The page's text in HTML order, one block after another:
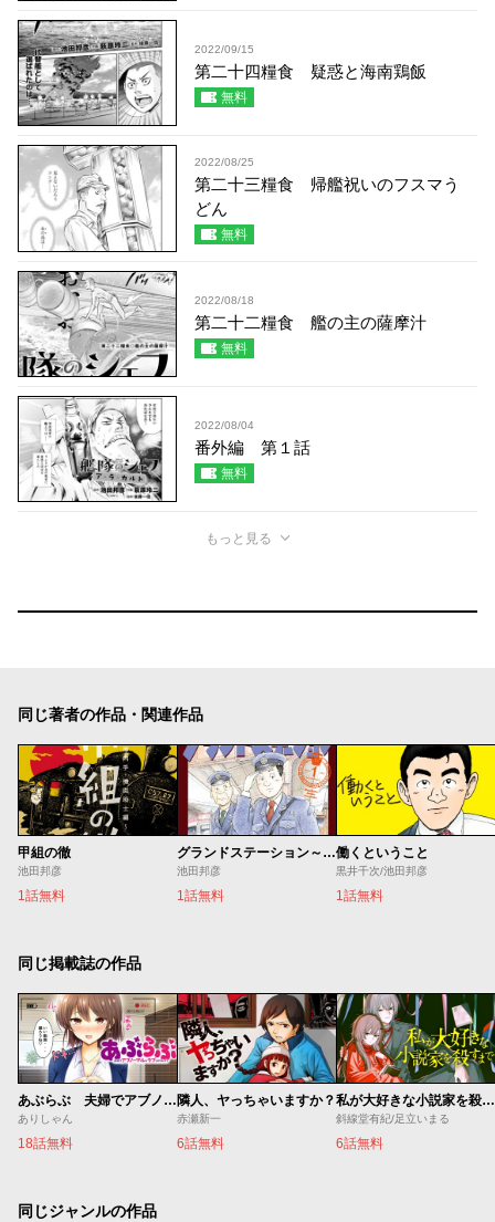
2022/09/15
第二十四糧食 疑惑と海南鶏飯
無料
2022/08/25
第二十三糧食 帰艦祝いのフスマう
どん
無料
2022/08/18
第二十二糧食 艦の主の薩摩汁
無料
2022/08/04
番外編 第１話
無料
もっと見る
同じ著者の作品・関連作品
甲組の徹
池田邦彦
1話無料
グランドステーション～上野駅鉄道公安室日常～
池田邦彦
1話無料
働くということ
黒井千次/池田邦彦
1話無料
同じ掲載誌の作品
あぶらぶ 夫婦でアブノーマルなラブしませんか？
ありしゃん
18話無料
隣人、ヤっちゃいますか？
赤瀬新一
6話無料
私が大好きな小説家を殺すまで
斜線堂有紀/足立いまる
6話無料
同じジャンルの作品